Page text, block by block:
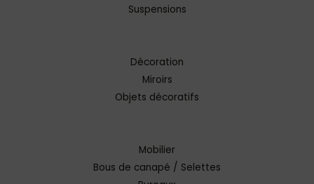
Suspensions
Décoration
Miroirs
Objets décoratifs
Mobilier
Bous de canapé / Selettes